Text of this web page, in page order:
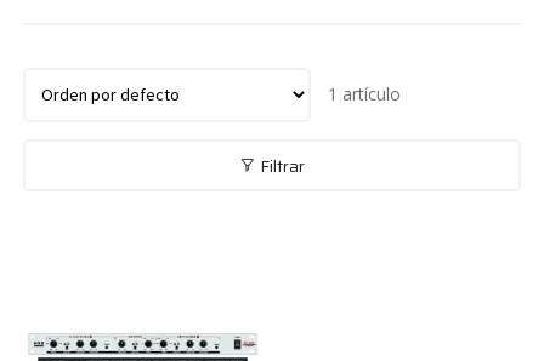
1 artículo
Filtrar